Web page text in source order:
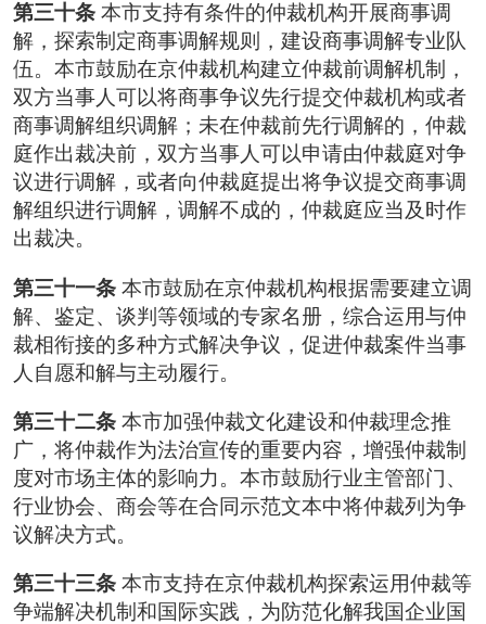
第三十条本市支持有条件的仲裁机构开展商事调
解，探索制定商事调解规则，建设商事调解专业队
伍。本市鼓励在京仲裁机构建立仲裁前调解机制，
双方当事人可以将商事争议先行提交仲裁机构或者
商事调解组织调解；未在仲裁前先行调解的，仲裁
庭作出裁决前，双方当事人可以申请由仲裁庭对争
议进行调解，或者向仲裁庭提出将争议提交商事调
解组织进行调解，调解不成的，仲裁庭应当及时作
出裁决。
第三十一条本市鼓励在京仲裁机构根据需要建立调
解、鉴定、谈判等领域的专家名册，综合运用与仲
裁相衔接的多种方式解决争议，促进仲裁案件当事
人自愿和解与主动履行。
第三十二条本市加强仲裁文化建设和仲裁理念推
广，将仲裁作为法治宣传的重要内容，增强仲裁制
度对市场主体的影响力。本市鼓励行业主管部门、
行业协会、商会等在合同示范文本中将仲裁列为争
议解决方式。
第三十三条本市支持在京仲裁机构探索运用仲裁等
争端解决机制和国际实践，为防范化解我国企业国